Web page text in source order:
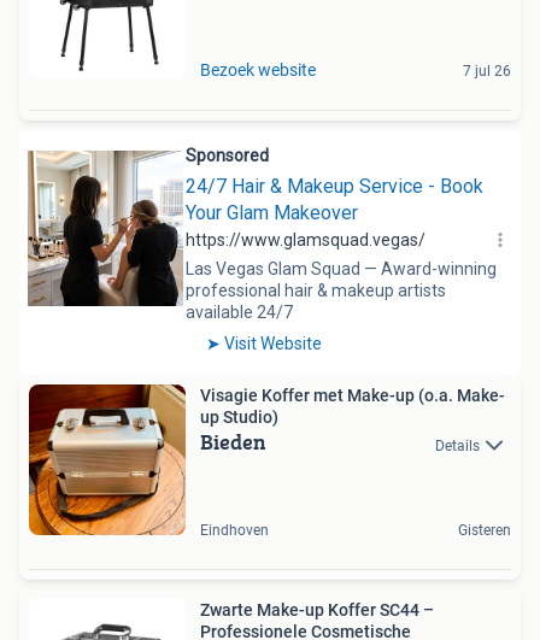
Bezoek website 7 jul 26
Visagie Koffer met Make-up (o.a. Make-
up Studio)
Bieden Details
Eindhoven Gisteren
Zwarte Make-up Koffer SC44 –
Professionele Cosmetische